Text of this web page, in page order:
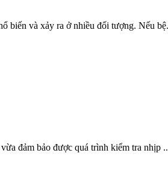
biến và xảy ra ở nhiều đối tượng. Nếu
đảm bảo được quá trình kiểm tra nhịp